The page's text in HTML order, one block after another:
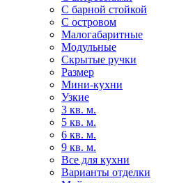
С барной стойкой
С островом
Малогабаритные
Модульные
Скрытые ручки
Размер
Мини-кухни
Узкие
3 кв. м.
5 кв. м.
6 кв. м.
9 кв. м.
Все для кухни
Варианты отделки